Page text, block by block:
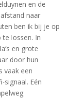
en de
naar
ben ik bij je op
lossen. In
en grote
door hun
vaak een
signaal. Eén